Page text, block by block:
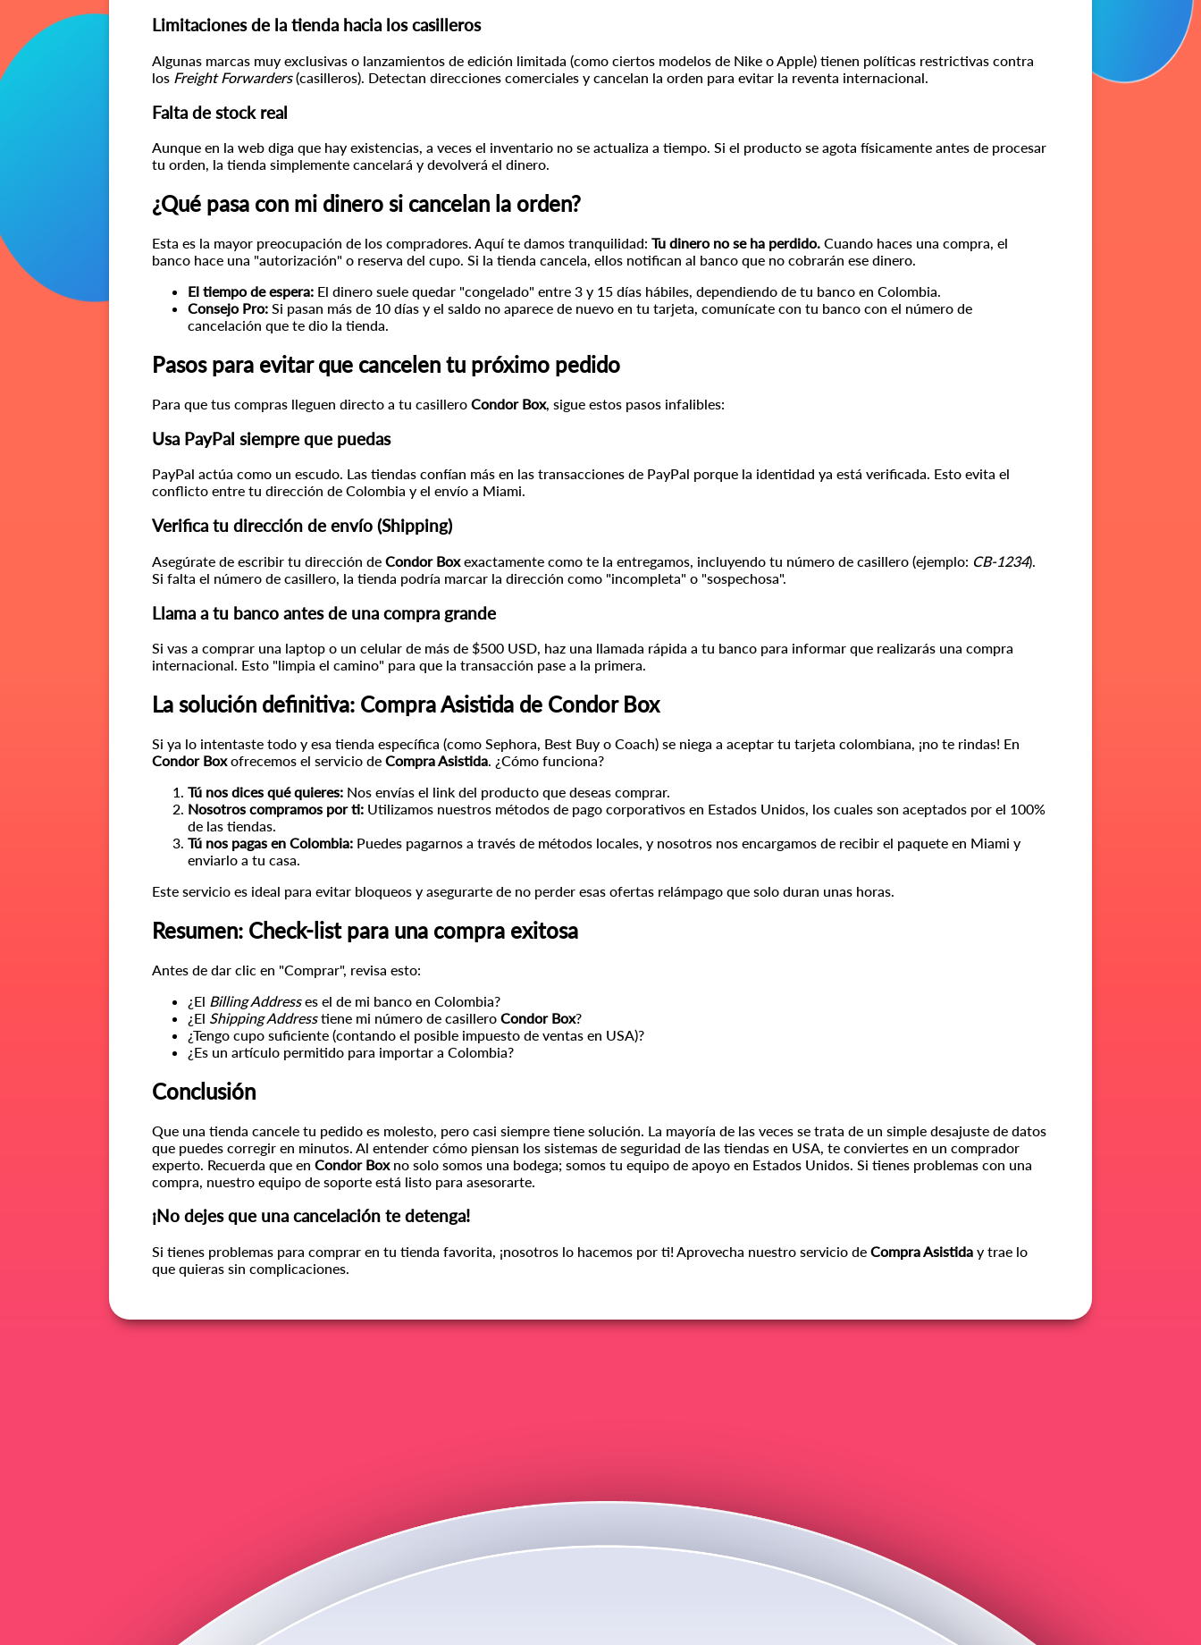
Limitaciones de la tienda hacia los casilleros
Algunas marcas muy exclusivas o lanzamientos de edición limitada (como ciertos modelos de Nike o Apple) tienen políticas restrictivas contra
los Freight Forwarders(casilleros). Detectan direcciones comerciales y cancelan la orden para evitar la reventa internacional.
Falta de stock real
Aunque en la web diga que hay existencias, a veces el inventario no se actualiza a tiempo. Si el producto se agota físicamente antes de procesar
tu orden, la tienda simplemente cancelará y devolverá el dinero.
¿Qué pasa con mi dinero si cancelan la orden?
Esta es la mayor preocupación de los compradores. Aquí te damos tranquilidad: Tu dinero no se ha perdido. Cuando haces una compra, el
banco hace una "autorización" o reserva del cupo. Si la tienda cancela, ellos notifican al banco que no cobrarán ese dinero.
El tiempo de espera: El dinero suele quedar "congelado" entre 3 y 15 días hábiles, dependiendo de tu banco en Colombia.
Consejo Pro: Si pasan más de 10 días y el saldo no aparece de nuevo en tu tarjeta, comunícate con tu banco con el número de
cancelación que te dio la tienda.
Pasos para evitar que cancelen tu próximo pedido
Para que tus compras lleguen directo a tu casillero Condor Box, sigue estos pasos infalibles:
Usa PayPal siempre que puedas
PayPal actúa como un escudo. Las tiendas confían más en las transacciones de PayPal porque la identidad ya está verificada. Esto evita el
conflicto entre tu dirección de Colombia y el envío a Miami.
Verifica tu dirección de envío (Shipping)
Asegúrate de escribir tu dirección de Condor Boxexactamente como te la entregamos, incluyendo tu número de casillero (ejemplo: CB-1234).
Si falta el número de casillero, la tienda podría marcar la dirección como "incompleta" o "sospechosa".
Llama a tu banco antes de una compra grande
Si vas a comprar una laptop o un celular de más de $500 USD, haz una llamada rápida a tu banco para informar que realizarás una compra
internacional. Esto "limpia el camino" para que la transacción pase a la primera.
La solución definitiva: Compra Asistida de Condor Box
Si ya lo intentaste todo y esa tienda específica (como Sephora, Best Buy o Coach) se niega a aceptar tu tarjeta colombiana, ¡no te rindas! En
Condor Boxofrecemos el servicio de Compra Asistida. ¿Cómo funciona?
Tú nos dices qué quieres: Nos envías el link del producto que deseas comprar.
Nosotros compramos por ti: Utilizamos nuestros métodos de pago corporativos en Estados Unidos, los cuales son aceptados por el 100%
de las tiendas.
Tú nos pagas en Colombia: Puedes pagarnos a través de métodos locales, y nosotros nos encargamos de recibir el paquete en Miami y
enviarlo a tu casa.
Este servicio es ideal para evitar bloqueos y asegurarte de no perder esas ofertas relámpago que solo duran unas horas.
Resumen: Check-list para una compra exitosa
Antes de dar clic en "Comprar", revisa esto:
¿El Billing Addresses el de mi banco en Colombia?
¿El Shipping Addresstiene mi número de casillero Condor Box?
¿Tengo cupo suficiente (contando el posible impuesto de ventas en USA)?
¿Es un artículo permitido para importar a Colombia?
Conclusión
Que una tienda cancele tu pedido es molesto, pero casi siempre tiene solución. La mayoría de las veces se trata de un simple desajuste de datos
que puedes corregir en minutos. Al entender cómo piensan los sistemas de seguridad de las tiendas en USA, te conviertes en un comprador
experto. Recuerda que en Condor Boxno solo somos una bodega; somos tu equipo de apoyo en Estados Unidos. Si tienes problemas con una
compra, nuestro equipo de soporte está listo para asesorarte.
¡No dejes que una cancelación te detenga!
Si tienes problemas para comprar en tu tienda favorita, ¡nosotros lo hacemos por ti! Aprovecha nuestro servicio de Compra Asistida y trae lo
que quieras sin complicaciones.